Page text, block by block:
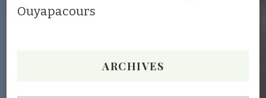
Ouyapacours
ARCHIVES